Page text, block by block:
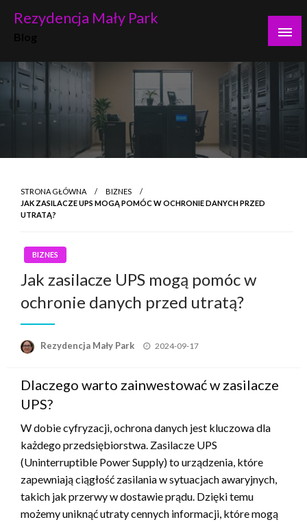
Rezydencja Mały Park
STRONA GŁÓWNA
BIZNES
JAK ZASILACZE UPS MOGĄ POMÓC W OCHRONIE DANYCH PRZED
UTRATĄ?
BIZNES
Jak zasilacze UPS mogą pomóc w
ochronie danych przed utratą?
Rezydencja Mały Park
Opublikowane
2024-09-17
Dlaczego warto zainwestować w zasilacze
UPS?
W dobie cyfryzacji, ochrona danych jest kluczowa dla
każdego przedsiębiorstwa. Zasilacze UPS
(Uninterruptible Power Supply) to urządzenia, które
zapewniają ciągłość zasilania w sytuacjach awaryjnych,
takich jak przerwy w dostawie prądu. Dzięki temu
możemy uniknąć utraty cennych informacji, które mogą